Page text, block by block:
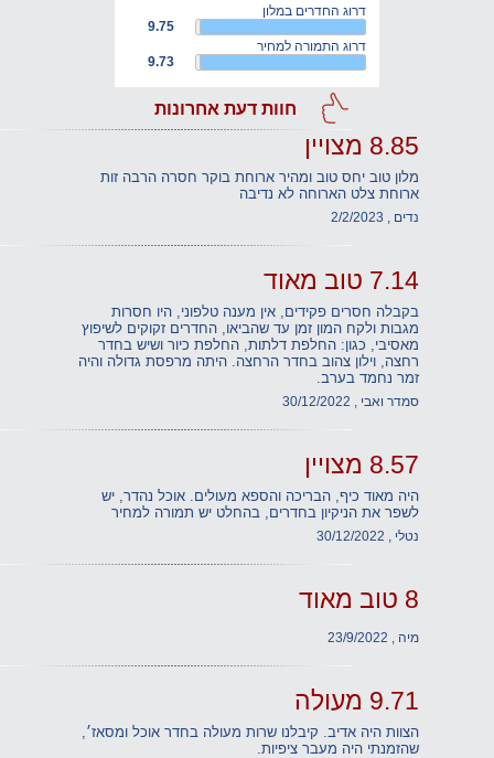
דרוג החדרים במלון
9.75
דרוג התמורה למחיר
9.73
חוות דעת אחרונות
8.85 מצויין
מלון טוב יחס טוב ומהיר ארוחת בוקר חסרה הרבה זות
ארוחת צלט הארוחה לא נדיבה
נדים , 2/2/2023
7.14 טוב מאוד
בקבלה חסרים פקידים, אין מענה טלפוני, היו חסרות
מגבות ולקח המון זמן עד שהביאו, החדרים זקוקים לשיפוץ
מאסיבי, כגון: החלפת דלתות, החלפת כיור ושיש בחדר
רחצה, וילון צהוב בחדר הרחצה. היתה מרפסת גדולה והיה
זמר נחמד בערב.
סמדר ואבי , 30/12/2022
8.57 מצויין
היה מאוד כיף, הבריכה והספא מעולים. אוכל נהדר, יש
לשפר את הניקיון בחדרים, בהחלט יש תמורה למחיר
נטלי , 30/12/2022
8 טוב מאוד
מיה , 23/9/2022
9.71 מעולה
הצוות היה אדיב. קיבלנו שרות מעולה בחדר אוכל ומסאז׳,
שהזמנתי היה מעבר ציפיות.